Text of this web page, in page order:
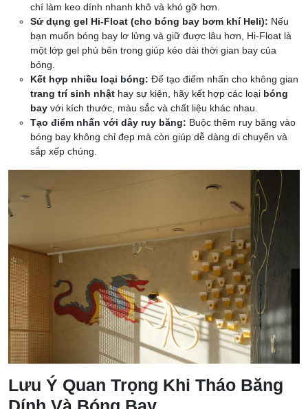
chí làm keo dính nhanh khô và khó gỡ hơn.
Sử dụng gel Hi-Float (cho bóng bay bơm khí Heli): Nếu
bạn muốn bóng bay lơ lửng và giữ được lâu hơn, Hi-Float là
một lớp gel phủ bên trong giúp kéo dài thời gian bay của
bóng.
Kết hợp nhiều loại bóng: Để tạo điểm nhấn cho không gian
trang trí sinh nhật hay sự kiện, hãy kết hợp các loại bóng
bay với kích thước, màu sắc và chất liệu khác nhau.
Tạo điểm nhấn với dây ruy băng: Buộc thêm ruy băng vào
bóng bay không chỉ đẹp mà còn giúp dễ dàng di chuyển và
sắp xếp chúng.
Lưu Ý Quan Trọng Khi Tháo Băng